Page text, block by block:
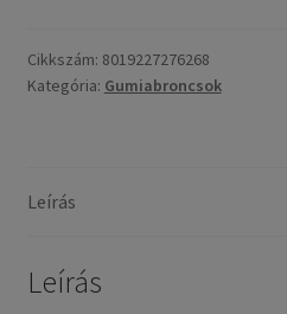
Cikkszám: 8019227276268
Kategória: Gumiabroncsok
Leírás
Leírás